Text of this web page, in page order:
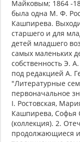
Майковым; 1864 -
была одна М. Ф.
Кашпирева.
старшего и для
детей младшего
самых маленьких
собственность Э.
под редакцией А.
"Литературные
первоначальное
I. Ростовская,
Кашпирева, Софья
(коллекция). 2.
продолжающиеся